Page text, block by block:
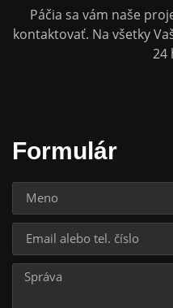
Páčia sa vám naše
kontaktovať. Na všetky
24
Formulár